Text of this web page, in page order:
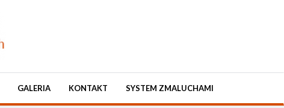
GALERIA KONTAKT SYSTEM ZMALUCHAMI